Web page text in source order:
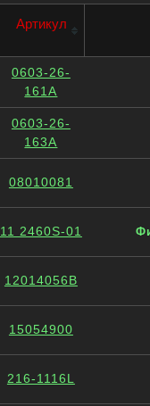
Артикул
0603-26-
161A
0603-26-
163A
08010081
11 2460S-01
12014056B
15054900
216-1116L